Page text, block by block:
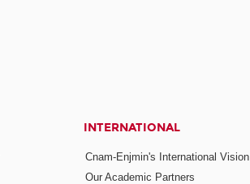
INTERNATIONAL
Cnam-Enjmin's International Vision
Our Academic Partners